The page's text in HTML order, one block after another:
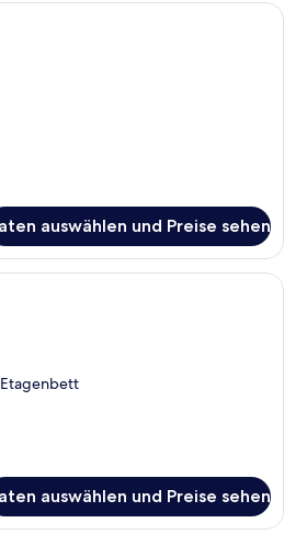
Doppelzimmer | Allergikerbettwaren,
auswählen und Preise sehen
Familienzimmer |
auswählen und Preise sehen